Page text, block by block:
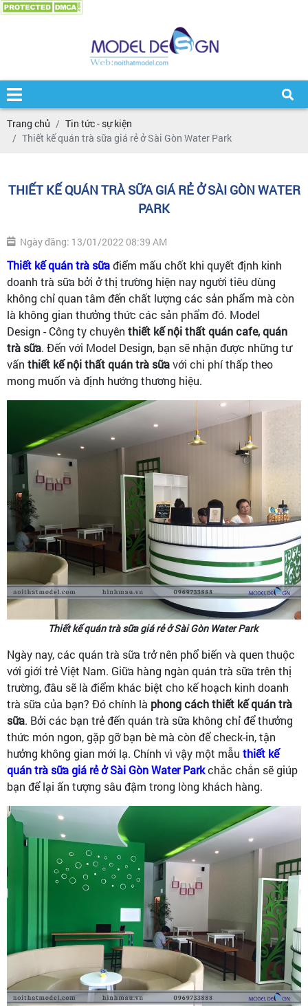
Trang chủ
Tin tức - sự kiện
Thiết kế quán trà sữa giá rẻ ở Sài Gòn Water Park
THIẾT KẾ QUÁN TRÀ SỮA GIÁ RẺ Ở SÀI GÒN WATER
PARK
Ngày đăng: 13/01/2022 08:39 AM
Thiết kế quán trà sữađiểm mấu chốt khi quyết định kinh
doanh trà sữa bởi ở thị trường hiện nay người tiêu dùng
không chỉ quan tâm đến chất lượng các sản phẩm mà còn
là không gian thưởng thức các sản phẩm đó. Model
Design - Công ty chuyên thiết kế nội thất quán cafe, quán
trà sữa. Đến với Model Design, bạn sẽ nhận được những tư
vấn thiết kế nội thất quán trà sữavới chi phí thấp theo
mong muốn và định hướng thương hiệu.
Thiết kế quán trà sữa giá rẻ ở Sài Gòn Water Park
Ngày nay, các quán trà sữa trở nên phổ biến và quen thuộc
với giới trẻ Việt Nam. Giữa hàng ngàn quán trà sữa trên thị
trường, đâu sẽ là điểm khác biệt cho kế hoạch kinh doanh
trà sữa của bạn? Đó chính là phong cách thiết kế quán trà
sữa. Bởi các bạn trẻ đến quán trà sữa không chỉ để thưởng
thức món ngon, gặp gỡ bạn bè mà còn để check-in, tận
hưởng không gian mới lạ. Chính vì vậy một mẫu thiết kế
quán trà sữa giá rẻ ở Sài Gòn Water Parkchắc chắn sẽ giúp
bạn để lại ấn tượng sâu đậm trong lòng khách hàng.